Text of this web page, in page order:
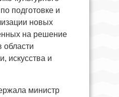
подготовке и
новых
на решение
области
искусства и
министр